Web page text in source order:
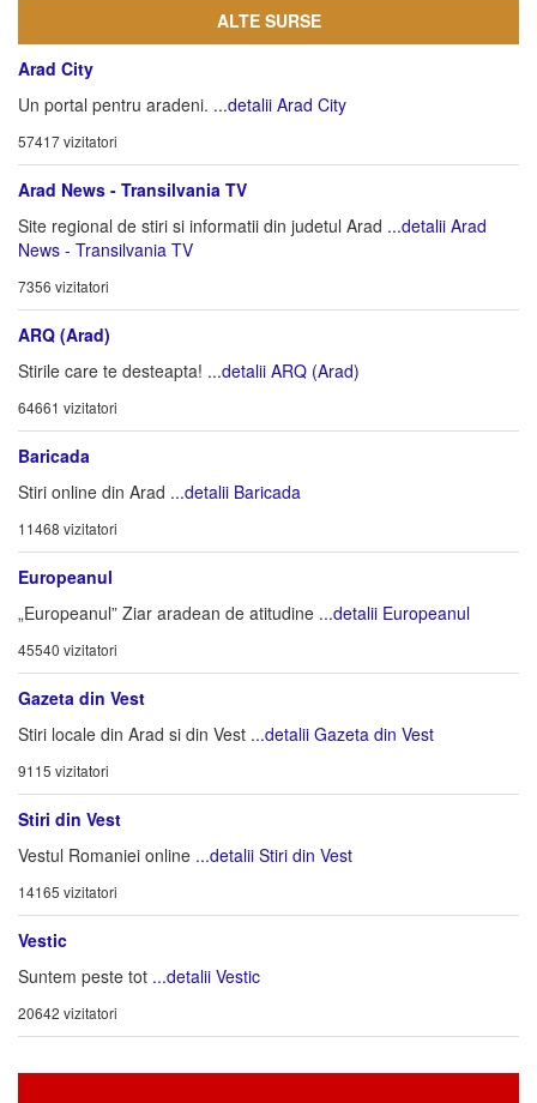
ALTE SURSE
Arad City
Un portal pentru aradeni. ...detalii Arad City
57417 vizitatori
Arad News - Transilvania TV
Site regional de stiri si informatii din judetul Arad ...detalii Arad
News - Transilvania TV
7356 vizitatori
ARQ (Arad)
Stirile care te desteapta! ...detalii ARQ (Arad)
64661 vizitatori
Baricada
Stiri online din Arad ...detalii Baricada
11468 vizitatori
Europeanul
„Europeanul” Ziar aradean de atitudine ...detalii Europeanul
45540 vizitatori
Gazeta din Vest
Stiri locale din Arad si din Vest ...detalii Gazeta din Vest
9115 vizitatori
Stiri din Vest
Vestul Romaniei online ...detalii Stiri din Vest
14165 vizitatori
Vestic
Suntem peste tot ...detalii Vestic
20642 vizitatori